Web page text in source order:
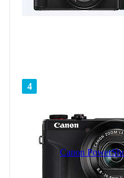
4
Canon